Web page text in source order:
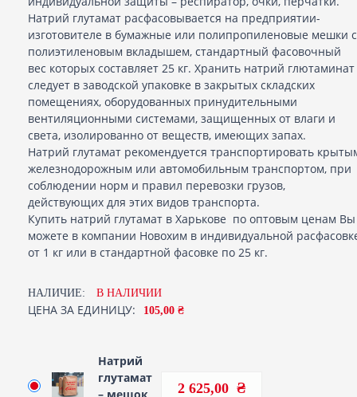
Натрий глутамат расфасовывается на предприятии-
изготовителе в бумажные или полипропиленовые мешки с
полиэтиленовым вкладышем, стандартный фасовочный
вес которых составляет 25 кг. Хранить натрий глютаминат
следует в заводской упаковке в закрытых складских
помещениях, оборудованных принудительными
вентиляционными системами, защищенных от влаги и
света, изолированно от веществ, имеющих запах.
Натрий глутамат рекомендуется транспортировать
железнодорожным или автомобильным транспортом, при
соблюдении норм и правил перевозки грузов,
действующих для этих видов транспорта.
Купить натрий глутамат в Харькове по оптовым ценам Вы
можете в компании Новохим в индивидуальной
от 1 кг или в стандартной фасовке по 25 кг.
Натрий
глутамат
– мешок
2 625,00
НАЛИЧИЕ: В НАЛИЧИИ
ЦЕНА ЗА ЕДИНИЦУ: 105,00 ₴